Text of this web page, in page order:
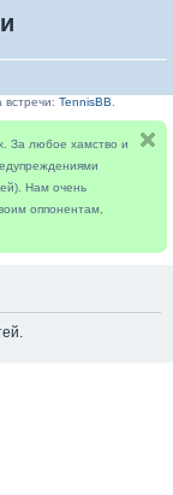
встречи: TennisBB
За любое хамство и
Нам очень
оппонентам,